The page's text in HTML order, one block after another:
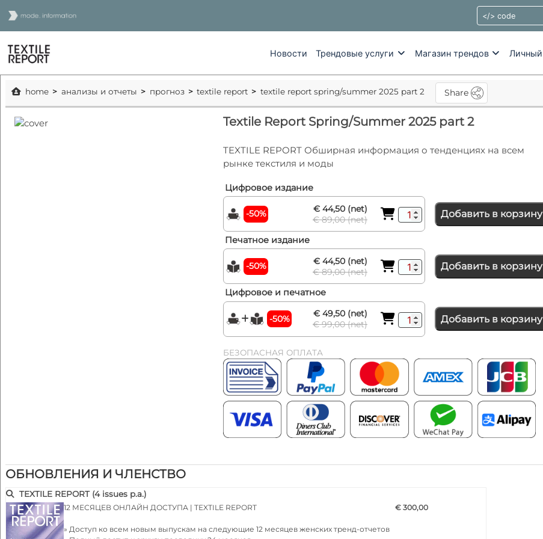
Новости Трендовые услуги Магазин трендов Личный
home анализы и отчеты прогноз textile report textile report spring/summer 2025 part 2 Share
Textile Report Spring/Summer 2025 part 2
TEXTILE REPORT Обширная информация о тенденциях на всем
рынке текстиля и моды
Цифровое издание
-50%
€ 44,50 (net)
€ 89,00 (net)
Добавить в корзину
Печатное издание
-50%
€ 44,50 (net)
€ 89,00 (net)
Добавить в корзину
Цифровое и печатное
-50%
€ 49,50 (net)
€ 99,00 (net)
Добавить в корзину
БЕЗОПАСНАЯ ОПЛАТА
ОБНОВЛЕНИЯ И ЧЛЕНСТВО
TEXTILE REPORT (4 issues p.a.)
12 МЕСЯЦЕВ ОНЛАЙН ДОСТУПА | TEXTILE REPORT
» Доступ ко всем новым выпускам на следующие 12 месяцев женских тренд-отчетов
€ 300,00